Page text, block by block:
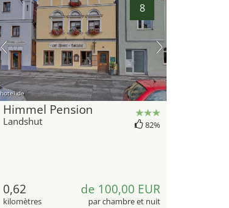
8
hotel.de
Himmel Pension
Landshut 82%
0,62
kilomètres
de 100,00 EUR
par chambre et nuit